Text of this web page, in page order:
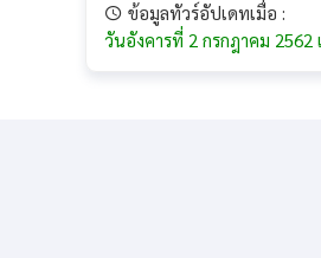
ข้อมูลทัวร์อัปเดทเมื่อ :
วันอังคารที่ 2 กรกฎาคม 2562